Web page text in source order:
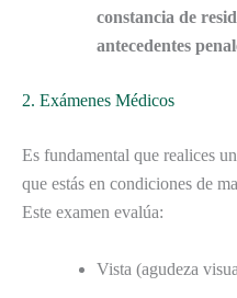
constancia de
antecedentes
2. Exámenes Médicos
Es fundamental que realices un
que estás en condiciones de
Este examen evalúa:
Vista (agudeza